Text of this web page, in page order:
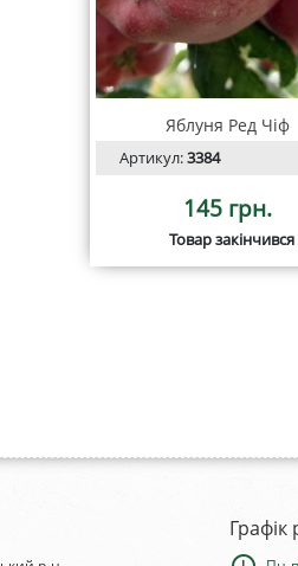
Яблуня Ред Чіф
Артикул:3384
145 грн.
Товар закінчився
Графік